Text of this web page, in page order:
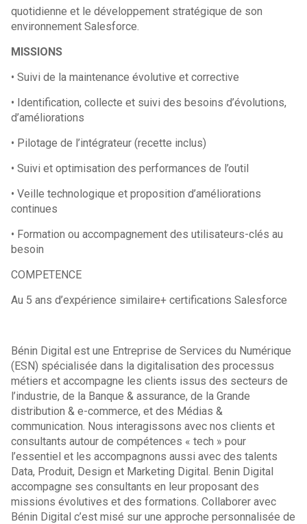
quotidienne et le développement stratégique de son
environnement Salesforce.
MISSIONS
• Suivi de la maintenance évolutive et corrective
• Identification, collecte et suivi des besoins d’évolutions,
d’améliorations
• Pilotage de l’intégrateur (recette inclus)
• Suivi et optimisation des performances de l’outil
• Veille technologique et proposition d’améliorations
continues
• Formation ou accompagnement des utilisateurs-clés au
besoin
COMPETENCE
Au 5 ans d’expérience similaire+ certifications Salesforce
Bénin Digital est une Entreprise de Services du Numérique
(ESN) spécialisée dans la digitalisation des processus
métiers et accompagne les clients issus des secteurs de
l’industrie, de la Banque & assurance, de la Grande
distribution & e-commerce, et des Médias &
communication. Nous interagissons avec nos clients et
consultants autour de compétences « tech » pour
l’essentiel et les accompagnons aussi avec des talents
Data, Produit, Design et Marketing Digital. Benin Digital
accompagne ses consultants en leur proposant des
missions évolutives et des formations. Collaborer avec
Bénin Digital c’est misé sur une approche personnalisée de